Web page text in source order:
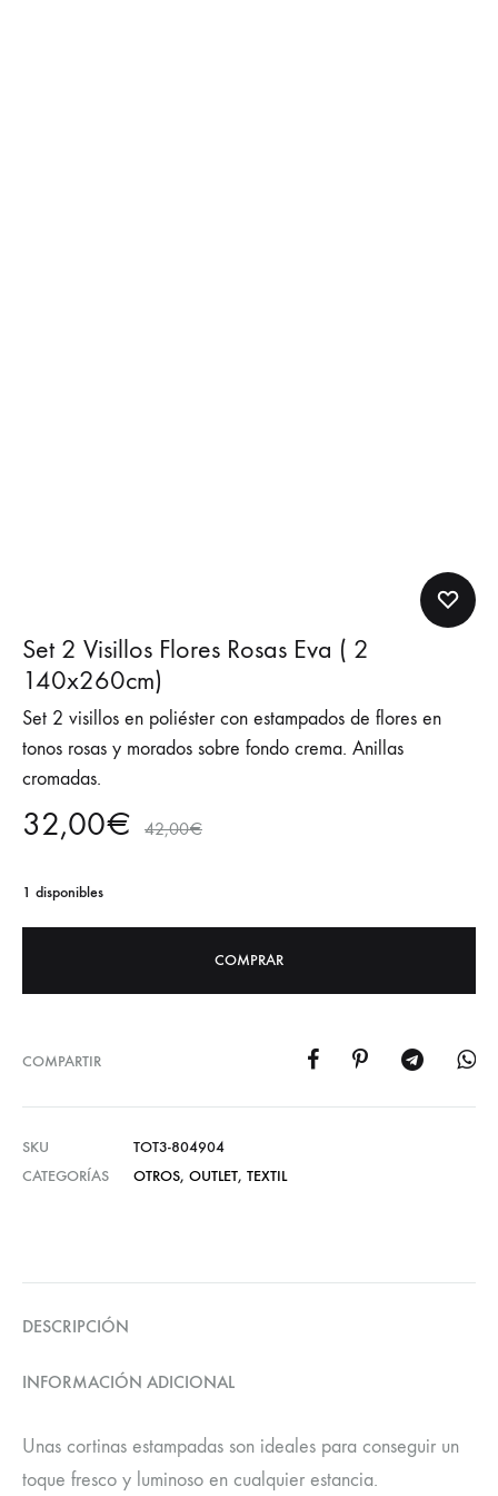
Set 2 Visillos Flores Rosas Eva ( 2
140x260cm)
Set 2 visillos en poliéster con estampados de flores en
tonos rosas y morados sobre fondo crema. Anillas
cromadas.
32,00€ 42,00€
1 disponibles
COMPRAR
COMPARTIR
SKU
TOT3-804904
CATEGORÍAS
OTROS, OUTLET, TEXTIL
DESCRIPCIÓN
INFORMACIÓN ADICIONAL
Unas cortinas estampadas son ideales para conseguir un
toque fresco y luminoso en cualquier estancia.